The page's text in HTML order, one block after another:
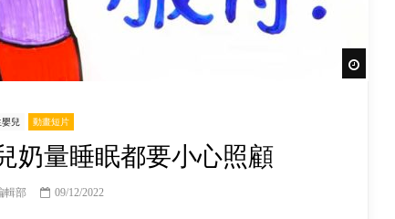
嬰兒 動畫短片
奶量睡眠都要小心照顧
輯部 09/12/2022